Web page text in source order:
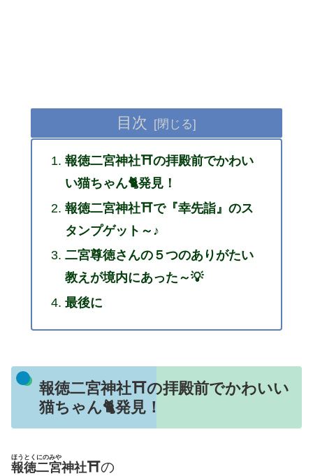
目次
報徳二宮神社⛩の拝殿前でかわい
い猫ちゃん🐈発見！
報徳二宮神社⛩で『幸先詣』のス
タンプゲット～♪
二宮尊徳さんの５つのありがたい
教えが境内にあった～💡
最後に
報徳二宮神社⛩の拝殿前でかわいい
猫ちゃん🐈発見！
報徳二宮
ほうとくにのみや
神社⛩の